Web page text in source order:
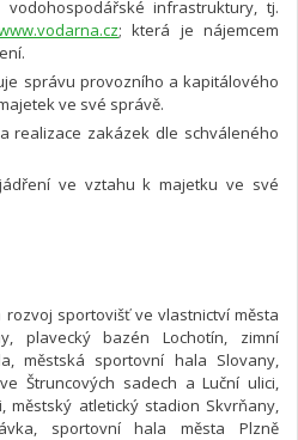
infrastruktury, tj.
; která je nájemcem
správu provozního a kapitálového
ve své správě.
realizace zakázek dle schváleného
ve vztahu k majetku ve své
sportovišť ve vlastnictví města
plavecký bazén Lochotín, zimní
městská sportovní hala Slovany,
Štruncových sadech a Luční ulici,
městský atletický stadion Skvrňany,
sportovní hala města Plzně